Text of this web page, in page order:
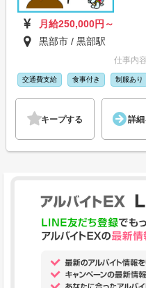
月給250,000円～
黒部市 / 黒部駅
仕事内
交通費支給 食事付き 制服あり
キープする 詳